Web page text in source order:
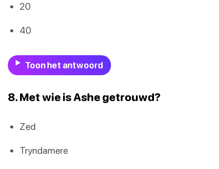
20
40
Toon het antwoord
8. Met wie is Ashe getrouwd?
Zed
Tryndamere